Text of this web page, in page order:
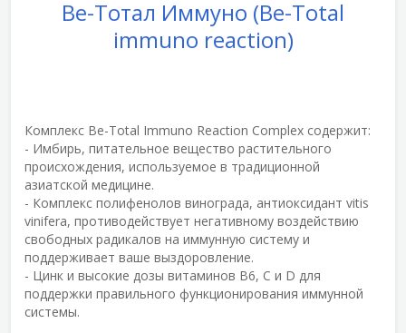
Ве-Тотал Иммуно (Be-Total
immuno reaction)
Комплекс Be-Total Immuno Reaction Complex содержит:
- Имбирь, питательное вещество растительного
происхождения, используемое в традиционной
азиатской медицине.
- Комплекс полифенолов винограда, антиоксидант vitis
vinifera, противодействует негативному воздействию
свободных радикалов на иммунную систему и
поддерживает ваше выздоровление.
- Цинк и высокие дозы витаминов B6, C и D для
поддержки правильного функционирования иммунной
системы.